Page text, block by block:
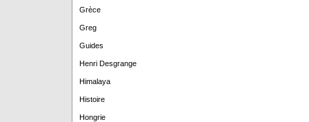
Grèce
Greg
Guides
Henri Desgrange
Himalaya
Histoire
Hongrie